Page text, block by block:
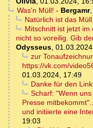
Was'n Müll! - Bergamr,
Natürlich ist das
Mitschnitt ist jetzt
nicht so voreilig. Gib
Odysseus,
zur
https://vk.com/
01.03.2024, 17:49
Danke für den Link
Scharf: "Wenn
Presse
und initiierte eine
19:03